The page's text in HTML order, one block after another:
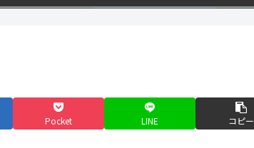
Pocket LINE コピー